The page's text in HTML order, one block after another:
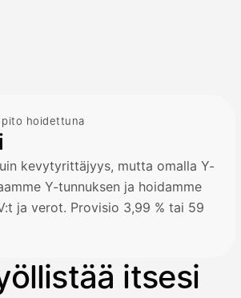
hoidettuna
kevytyrittäjyys, mutta omalla Y-
Y-tunnuksen ja hoidamme
ja verot. Provisio 3,99 % tai 59
itsesi